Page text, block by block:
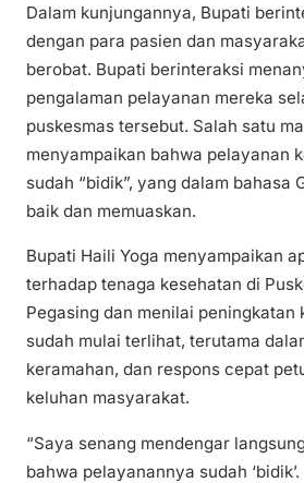
Dalam kunjungannya, Bupati
dengan para pasien dan
berobat. Bupati berinteraksi
pengalaman pelayanan mereka
puskesmas tersebut. Salah satu
menyampaikan bahwa pelayanan
sudah “bidik”, yang dalam bahasa
baik dan memuaskan.
Bupati Haili Yoga menyampaikan
terhadap tenaga kesehatan di
Pegasing dan menilai peningkatan
sudah mulai terlihat, terutama
keramahan, dan respons cepat
keluhan masyarakat.
“Saya senang mendengar
bahwa pelayanannya sudah